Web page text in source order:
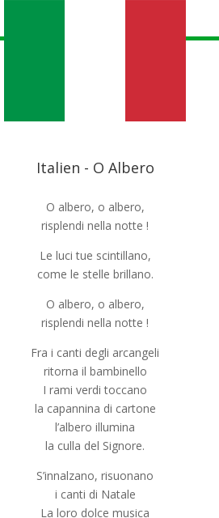
Italien - O Albero
O albero, o albero,
risplendi nella notte !
Le luci tue scintillano,
come le stelle brillano.
O albero, o albero,
risplendi nella notte !
Fra i canti degli arcangeli
ritorna il bambinello
I rami verdi toccano
la capannina di cartone
l’albero illumina
la culla del Signore.
S’innalzano, risuonano
i canti di Natale
La loro dolce musica